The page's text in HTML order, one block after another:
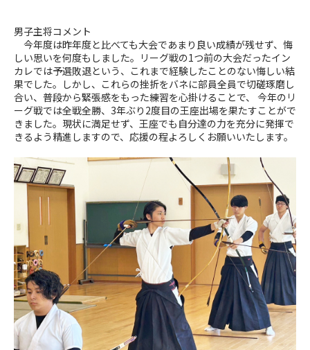
男子主将コメント
今年度は昨年度と比べても大会であまり良い成績が残せず、悔
しい思いを何度もしました。リーグ戦の1つ前の大会だったイン
カレでは予選敗退という、これまで経験したことのない悔しい結
果でした。しかし、これらの挫折をバネに部員全員で切磋琢磨し
合い、普段から緊張感をもった練習を心掛けることで、 今年のリ
ーグ戦では全戦全勝、 3年ぶり 2度目の王座出場を果たすことがで
きました。現状に満足せず、王座でも自分達の力を充分に発揮で
きるよう精進しますので、応援の程よろしくお願いいたします。